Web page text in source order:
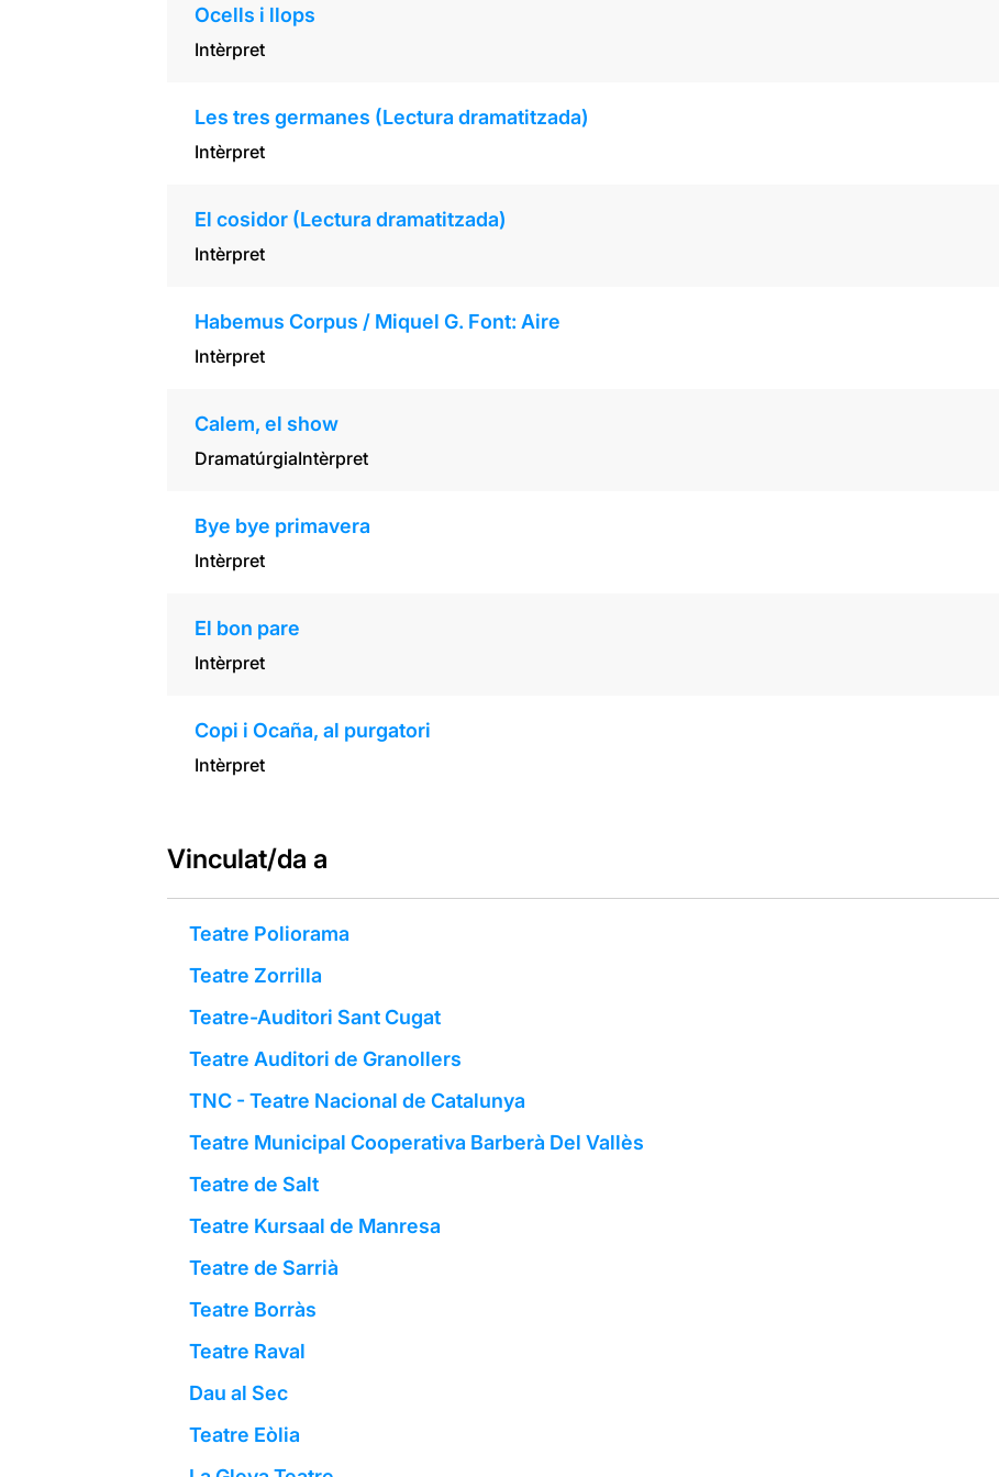
Ocells i llops
Intèrpret
Les tres germanes (Lectura dramatitzada)
Intèrpret
El cosidor (Lectura dramatitzada)
Intèrpret
Habemus Corpus / Miquel G. Font: Aire
Intèrpret
Calem, el show
DramatúrgiaIntèrpret
Bye bye primavera
Intèrpret
El bon pare
Intèrpret
Copi i Ocaña, al purgatori
Intèrpret
Vinculat/da a
Teatre Poliorama
Teatre Zorrilla
Teatre-Auditori Sant Cugat
Teatre Auditori de Granollers
TNC - Teatre Nacional de Catalunya
Teatre Municipal Cooperativa Barberà Del Vallès
Teatre de Salt
Teatre Kursaal de Manresa
Teatre de Sarrià
Teatre Borràs
Teatre Raval
Dau al Sec
Teatre Eòlia